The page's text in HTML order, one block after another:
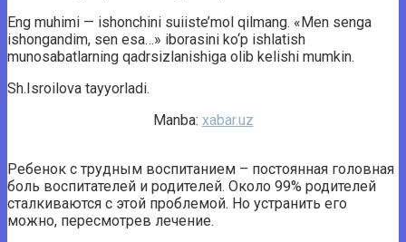
Eng muhimi — ishonchini suiiste’mol qilmang. «Men senga
ishongandim, sen esa…» iborasini ko‘p ishlatish
munosabatlarning qadrsizlanishiga olib kelishi mumkin.
Sh.Isroilova tayyorladi.
Manba: xabar.uz
Ребенок с трудным воспитанием – постоянная головная
боль воспитателей и родителей. Около 99% родителей
сталкиваются с этой проблемой. Но устранить его
можно, пересмотрев лечение.